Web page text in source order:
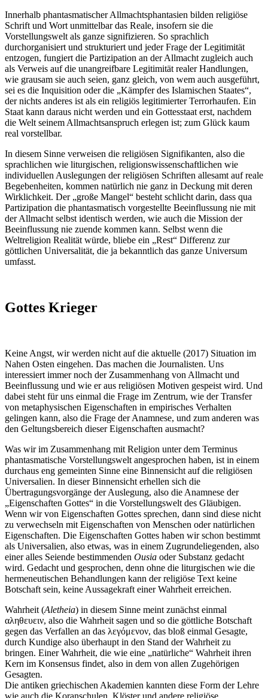
Innerhalb phantasmatischer Allmachtsphantasien bilden religiöse
Schrift und Wort unmittelbar das Reale, insofern sie die
Vorstellungswelt als ganze signifizieren. So sprachlich
durchorganisiert und strukturiert und jeder Frage der Legitimität
entzogen, fungiert die Partizipation an der Allmacht zugleich auch
als Verweis auf die unangreifbare Legitimität realer Handlungen,
wie grausam sie auch seien, ganz gleich, von wem auch ausgeführt,
sei es die Inquisition oder die „Kämpfer des Islamischen Staates“,
der nichts anderes ist als ein religiös legitimierter Terrorhaufen. Ein
Staat kann daraus nicht werden und ein Gottesstaat erst, nachdem
die Welt seinem Allmachtsanspruch erlegen ist; zum Glück kaum
real vorstellbar.
In diesem Sinne verweisen die religiösen Signifikanten, also die
sprachlichen wie liturgischen, religionswissenschaftlichen wie
individuellen Auslegungen der religiösen Schriften allesamt auf reale
Begebenheiten, kommen natürlich nie ganz in Deckung mit deren
Wirklichkeit. Der „große Mangel“ besteht schlicht darin, dass qua
Partizipation die phantasmatisch vorgestellte Beeinflussung nie mit
der Allmacht selbst identisch werden, wie auch die Mission der
Beeinflussung nie zuende kommen kann. Selbst wenn die
Weltreligion Realität würde, bliebe ein „Rest“ Differenz zur
göttlichen Universalität, die ja bekanntlich das ganze Universum
umfasst.
Gottes Krieger
Keine Angst, wir werden nicht auf die aktuelle (2017) Situation im
Nahen Osten eingehen. Das machen die Journalisten. Uns
interessiert immer noch der Zusammenhang von Allmacht und
Beeinflussung und wie er aus religiösen Motiven gespeist wird. Und
dabei steht für uns einmal die Frage im Zentrum, wie der Transfer
von metaphysischen Eigenschaften in empirisches Verhalten
gelingen kann, also die Frage der Anamnese, und zum anderen was
den Geltungsbereich dieser Eigenschaften ausmacht?
Was wir im Zusammenhang mit Religion unter dem Terminus
phantasmatische Vorstellungswelt angesprochen haben, ist in einem
durchaus eng gemeinten Sinne eine Binnensicht auf die religiösen
Universalien. In dieser Binnensicht erhellen sich die
Übertragungsvorgänge der Auslegung, also die Anamnese der
„Eigenschaften Gottes“ in die Vorstellungswelt des Gläubigen.
Wenn wir von Eigenschaften Gottes sprechen, dann sind diese nicht
zu verwechseln mit Eigenschaften von Menschen oder natürlichen
Eigenschaften. Die Eigenschaften Gottes haben wir schon bestimmt
als Universalien, also etwas, was in einem Zugrundeliegenden, also
einer alles Seiende bestimmenden Ousia oder Substanz gedacht
wird. Gedacht und gesprochen, denn ohne die liturgischen wie die
hermeneutischen Behandlungen kann der religiöse Text keine
Botschaft sein, keine Aussagekraft einer Wahrheit erreichen.
Wahrheit (Aletheia) in diesem Sinne meint zunächst einmal
αληθευειν, also die Wahrheit sagen und so die göttliche Botschaft
gegen das Verfallen an das λεγόμενον, das bloß einmal Gesagte,
durch Kundige also überhaupt in den Stand der Wahrheit zu
bringen. Einer Wahrheit, die wie eine „natürliche“ Wahrheit ihren
Kern im Konsensus findet, also in dem von allen Zugehörigen
Gesagten.
Die antiken griechischen Akademien kannten diese Form der Lehre
wie auch die Koranschulen, Klöster und andere religiöse